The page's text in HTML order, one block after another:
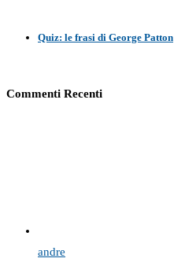
Quiz: le frasi di George Patton
Commenti Recenti
andre